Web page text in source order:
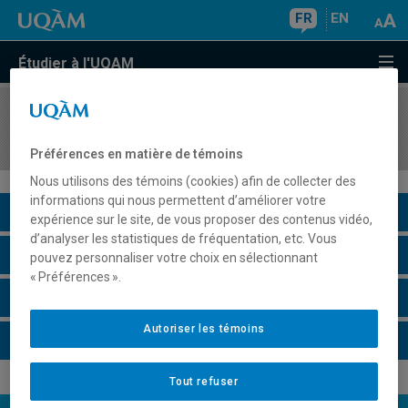
FR EN
Étudier à l'UQAM
COURS//
Description du cours
Horaire - Été 2026
Préférences en matière de témoins
Nous utilisons des témoins (cookies) afin de collecter des
informations qui nous permettent d’améliorer votre
expérience sur le site, de vous proposer des contenus vidéo,
d’analyser les statistiques de fréquentation, etc. Vous
pouvez personnaliser votre choix en sélectionnant
« Préférences ».
Tout refuser
Autoriser les témoins